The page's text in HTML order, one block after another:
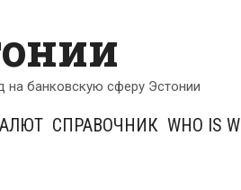
на банковскую сферу Эстонии
СПРАВОЧНИК WHO IS